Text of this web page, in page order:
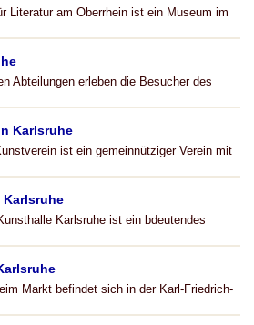
Literatur am Oberrhein ist ein Museum im
Abteilungen erleben die Besucher des
Karlsruhe
ist ein gemeinnütziger Verein mit
Karlsruhe ist ein bdeutendes
Markt befindet sich in der Karl-Friedrich-